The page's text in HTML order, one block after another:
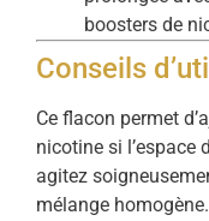
boosters de
Conseils
Ce flacon permet
nicotine si l’espace
agitez
mélange